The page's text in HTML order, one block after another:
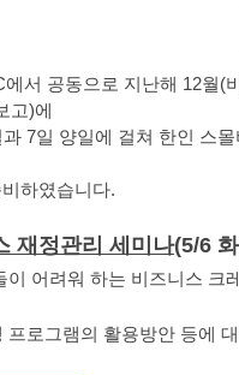
서 공동으로 지난해 12월(
고)에
7일 양일에 걸쳐 한인 스
하였습니다.
재정관리 세미나(5/6
이 어려워 하는 비즈니스 크
로그램의 활용방안 등에